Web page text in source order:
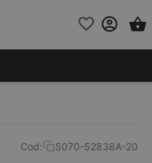
Cod:
S070-52838A-20